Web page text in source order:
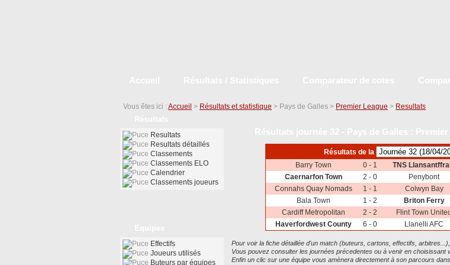
Vous êtes ici : Accueil > Résultats et statistique > Pays de Galles > Premier League > Resultats
Résultats de la
Barry Town
0 - 1 TNS
Caernarfon Town
2 - 0 Penybont
Connahs Quay Nomads
1 - 1 Colwyn Bay
Bala Town
1 - 2 Briton Ferry
Cardiff Metropolitan
2 - 2 Flint Town United
Haverfordwest County
6 - 0 Llanelli AFC
Pour voir la fiche détaillée d'un match (buteurs, cartons, effectifs,
Vous pouvez consulter les journées précedentes ou à venir en choisissant
Enfin un clic sur une équipe vous amènera directement à son parcours
Resultats
Resultats détaillés
Classements
Classements ELO
Calendrier
Classements joueurs
Effectifs
Joueurs utilisés
Buteurs par équipes